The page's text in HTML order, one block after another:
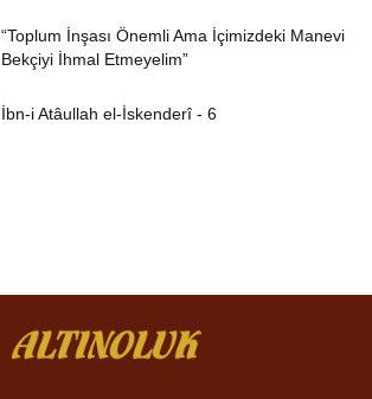
“Toplum İnşası Önemli Ama İçimizdeki Manevi
Bekçiyi İhmal Etmeyelim”
İbn-i Atâullah el-İskenderî - 6